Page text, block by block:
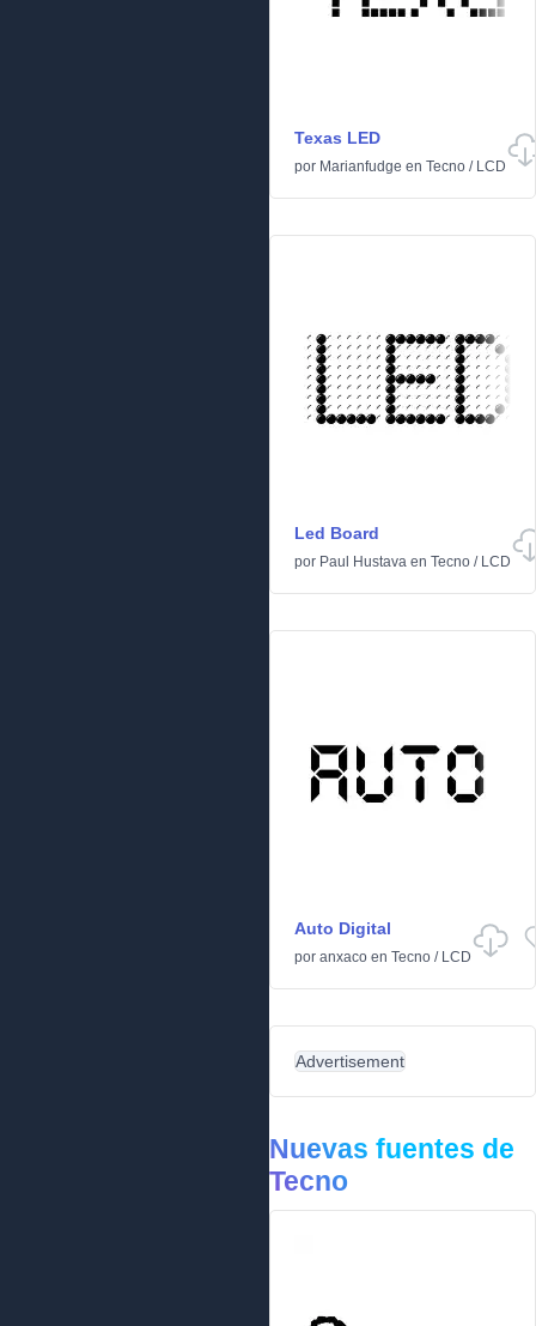
Texas LED
por Marianfudge en Tecno / LCD
Led Board
por Paul Hustava en Tecno / LCD
Auto Digital
por anxaco en Tecno / LCD
Advertisement
Nuevas fuentes de
Tecno